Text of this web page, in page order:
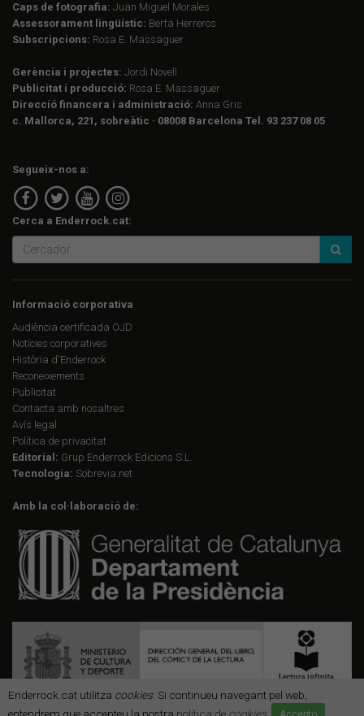
Enderrock.cat utilitza cookies. Si continueu navegant pel web,
entendrem que accepteu la nostra política de cookies.
Caps de fotografia: Juan Miguel Morales
Assessorament lingüístic: Berta Herreros
Subscripcions: Rosa E. Massaguer
Gerència i projectes: Jordi Novell
Publicitat i producció: Rosa E. Massaguer
Direcció financera i administració: Anna Gris
c. Mallorca, 221, sobreàtic · 08008 Barcelona Tel. 93 237 08 05
Segueix-nos a:
Cerca a Enderrock.cat:
Informació corporativa
Audiència certificada OJD
Notícies corporatives
Història d'Enderrock
Reconeixements
Publicitat
Contacta amb nosaltres
Avís legal
Política de privacitat
Editorial: Grup Enderrock Edicions S.L.
Tecnologia: Sobrevia.net
Amb la col·laboració de: